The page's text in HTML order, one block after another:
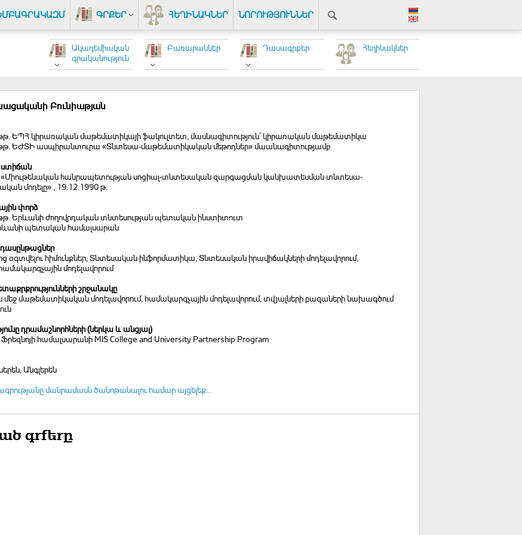
ԳՐՔԵՐ ՀԵՂԻՆԱԿՆԵՐ ՆՈՐՈՒԹՅՈՒՆՆԵՐ
Հեղինակներ
Դասագրքեր
Բառարաններ
Ակադեմիական
գրականություն
Բունիաթյան
ԵՊՀ կիրառական մաթեմատիկայի ֆակուլտետ, մասնագիտություն` կիրառական մաթեմատիկա
թթ. ԵԺՏԻ ասպիրանտուրա «Տնտեսա-մաթեմատիկական մեթոդներ» մաանագիտությամբ
«Միութենական հանրապետության սոցիալ-տնտեսական զարգացման կանխատեսման տնտեսա-
մոդելը» , 19.12.1990 թ.
փորձ
Երևանի ժողովրդական տնտեսության պետական ինստիտուտ
պետական համալսարան
օգտվելու հիմունքներ, Տնտեսական ինֆորմատիկա, Տնտեսական իրավիճակների մոդելավորում,
մոդելավորում
շրջանակը
մեջ մաթեմատիկական մոդելավորում, համակարգչային մոդելավորում, տվյալների բազաների նախագծում
դրամաշնորհների (ներկա և անցյալ)
համալսարանի MIS College and University Partnership Prоgram
Անգլերեն
մանրամասն ծանոթանալու համար այցելեք...
գրքերը